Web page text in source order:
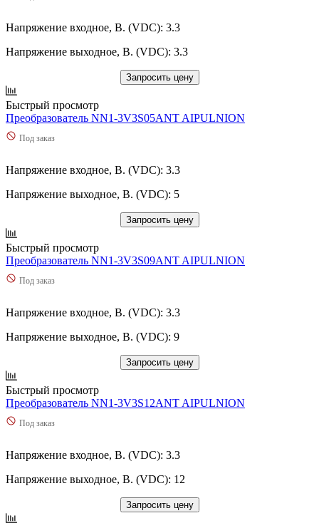
Напряжение входное, В. (VDC): 3.3
Напряжение выходное, В. (VDC): 3.3
Запросить цену
Быстрый просмотр
Преобразователь NN1-3V3S05ANT AIPULNION
Под заказ
Напряжение входное, В. (VDC): 3.3
Напряжение выходное, В. (VDC): 5
Запросить цену
Быстрый просмотр
Преобразователь NN1-3V3S09ANT AIPULNION
Под заказ
Напряжение входное, В. (VDC): 3.3
Напряжение выходное, В. (VDC): 9
Запросить цену
Быстрый просмотр
Преобразователь NN1-3V3S12ANT AIPULNION
Под заказ
Напряжение входное, В. (VDC): 3.3
Напряжение выходное, В. (VDC): 12
Запросить цену